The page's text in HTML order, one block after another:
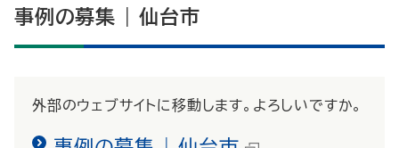
事例の募集 | 仙台市
外部のウェブサイトに移動します。よろしいですか。